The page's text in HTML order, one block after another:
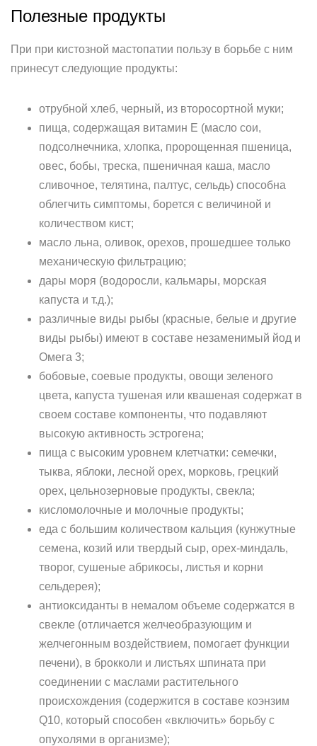
Полезные продукты
При при кистозной мастопатии пользу в борьбе с ним
принесут следующие продукты:
отрубной хлеб, черный, из второсортной муки;
пища, содержащая витамин Е (масло сои,
подсолнечника, хлопка, пророщенная пшеница,
овес, бобы, треска, пшеничная каша, масло
сливочное, телятина, палтус, сельдь) способна
облегчить симптомы, борется с величиной и
количеством кист;
масло льна, оливок, орехов, прошедшее только
механическую фильтрацию;
дары моря (водоросли, кальмары, морская
капуста и т.д.);
различные виды рыбы (красные, белые и другие
виды рыбы) имеют в составе незаменимый йод и
Омега 3;
бобовые, соевые продукты, овощи зеленого
цвета, капуста тушеная или квашеная содержат в
своем составе компоненты, что подавляют
высокую активность эстрогена;
пища с высоким уровнем клетчатки: семечки,
тыква, яблоки, лесной орех, морковь, грецкий
орех, цельнозерновые продукты, свекла;
кисломолочные и молочные продукты;
еда с большим количеством кальция (кунжутные
семена, козий или твердый сыр, орех-миндаль,
творог, сушеные абрикосы, листья и корни
сельдерея);
антиоксиданты в немалом объеме содержатся в
свекле (отличается желчеобразующим и
желчегонным воздействием, помогает функции
печени), в брокколи и листьях шпината при
соединении с маслами растительного
происхождения (содержится в составе коэнзим
Q10, который способен «включить» борьбу с
опухолями в организме);